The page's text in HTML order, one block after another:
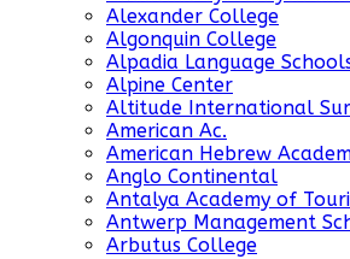
Alexander College
Algonquin College
Alpadia Language
Alpine Center
Altitude International
American Ac.
American Hebrew
Anglo Continental
Antalya Academy of
Antwerp Management
Arbutus College